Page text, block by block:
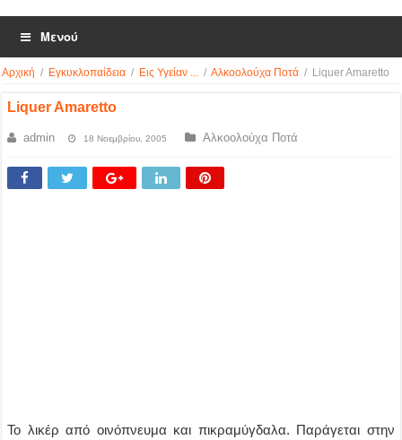
Μενού
Αρχική / Εγκυκλοπαίδεια / Εις Υγείαν ... / Αλκοολούχα Ποτά / Liquer Amaretto
Liquer Amaretto
admin 18 Νοεμβρίου, 2005 Αλκοολούχα Ποτά
Το λικέρ από οινόπνευμα και πικραμύγδαλα. Παράγεται στην